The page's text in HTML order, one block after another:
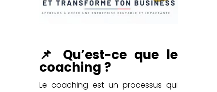
📌 Qu’est-ce que le
coaching ?
Le coaching est un processus qui